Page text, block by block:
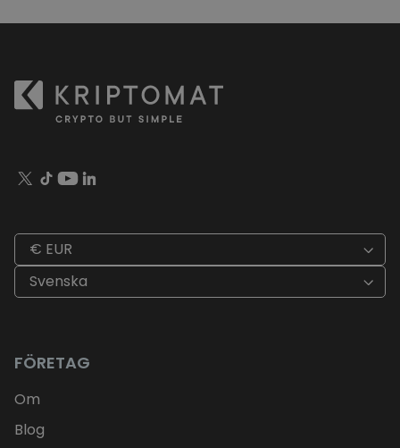
€ EUR
Svenska
FÖRETAG
Om
Blog